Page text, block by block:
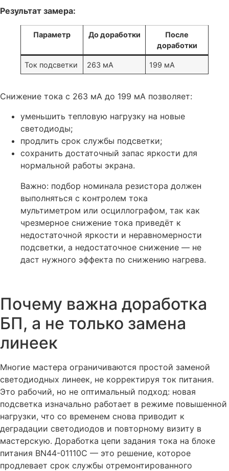
Результат замера:
Параметр До доработки
После
доработки
Ток подсветки 263 мА 199 мА
Снижение тока с 263 мА до 199 мА позволяет:
уменьшить тепловую нагрузку на новые
светодиоды;
продлить срок службы подсветки;
сохранить достаточный запас яркости для
нормальной работы экрана.
Важно: подбор номинала резистора должен
выполняться с контролем тока
мультиметром или осциллографом, так как
чрезмерное снижение тока приведёт к
недостаточной яркости и неравномерности
подсветки, а недостаточное снижение — не
даст нужного эффекта по снижению нагрева.
Почему важна доработка
БП, а не только замена
линеек
Многие мастера ограничиваются простой заменой
светодиодных линеек, не корректируя ток питания.
Это рабочий, но не оптимальный подход: новая
подсветка изначально работает в режиме повышенной
нагрузки, что со временем снова приводит к
деградации светодиодов и повторному визиту в
мастерскую. Доработка цепи задания тока на блоке
питания BN44-01110C — это решение, которое
продлевает срок службы отремонтированного